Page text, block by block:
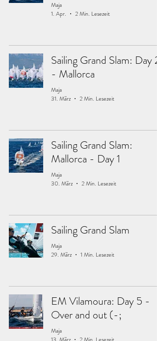
Maja
1. Apr.
2 Min. Lesezeit
Sailing Grand Slam: Day 2
- Mallorca
Maja
31. März
2 Min. Lesezeit
Sailing Grand Slam:
Mallorca - Day 1
Maja
30. März
2 Min. Lesezeit
Sailing Grand Slam
Maja
29. März
1 Min. Lesezeit
EM Vilamoura: Day 5 -
Over and out (-;
Maja